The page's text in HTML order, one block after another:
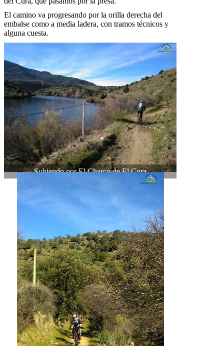
El camino va progresando por la orilla derecha del
embalse como a media ladera, con tramos técnicos y
alguna cuesta.
Subiendo por El Charco de El Cura